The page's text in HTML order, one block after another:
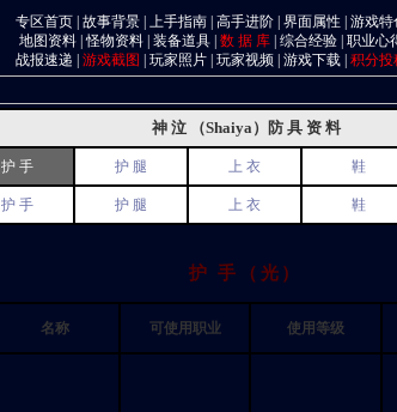
专区首页 故事背景 上手指南 高手进阶 界面属性 游戏特
地图资料 |怪物资料 装备道具 数 据 库 综合经验 职业心
战报速递
游戏截图 玩家照片 玩家视频 游戏下载 积分投
神 泣 （Shaiya）防 具 资 料
护 手 护 腿 上 衣 鞋
护 手 护 腿 上 衣 鞋
护 手（光）
名称 可使用职业 使用等级